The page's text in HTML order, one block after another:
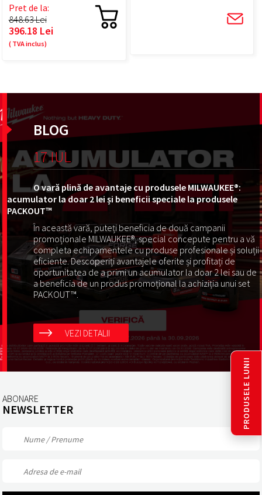
Pret de la:
848.63 Lei
396.18 Lei
( TVA inclus)
BLOG
17 IUL
O vară plină de avantaje cu produsele MILWAUKEE®:
acumulator la doar 2 lei și beneficii speciale la produsele
PACKOUT™
În această vară, puteți beneficia de două campanii
promoționale MILWAUKEE®, special concepute pentru a vă
completa echipamentele cu produse profesionale și soluții
eficiente. Descoperiți avantajele oferite și profitați de
oportunitatea de a primi un acumulator la doar 2 lei sau de
a beneficia de un produs promoțional la achiziția unui set
PACKOUT™.
VEZI DETALII
ABONARE
NEWSLETTER PRODUSELE LUNII